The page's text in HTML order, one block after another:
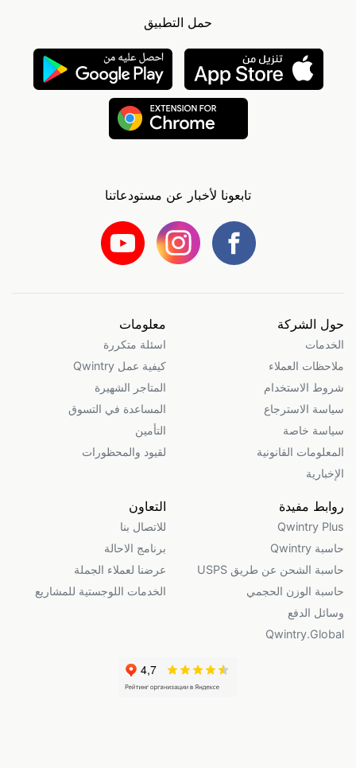
حمل التطبيق
تابعونا لأخبار عن مستودعاتنا
حول الشركة
الخدمات
ملاحظات العملاء
شروط الاستخدام
سياسة الاسترجاع
سياسة خاصة
المعلومات القانونية
الإخبارية
معلومات
اسئلة متكررة
كيفية عمل Qwintry
المتاجر الشهيرة
المساعدة في التسوق
التأمين
لقيود والمحظورات
روابط مفيدة
Qwintry Plus
حاسبة Qwintry
حاسبة الشحن عن طريق USPS
حاسبة الوزن الحجمي
وسائل الدفع
Qwintry.Global
التعاون
للاتصال بنا
برنامج الاحالة
عرضنا لعملاء الجملة
الخدمات اللوجستية للمشاريع